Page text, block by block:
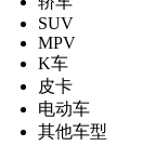
SUV
MPV
K车
皮卡
电动车
其他车型